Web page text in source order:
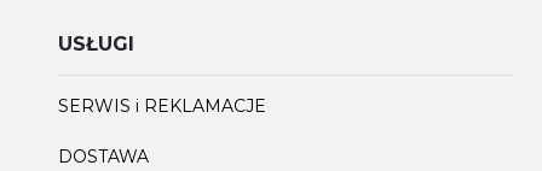
USŁUGI
SERWIS i REKLAMACJE
DOSTAWA